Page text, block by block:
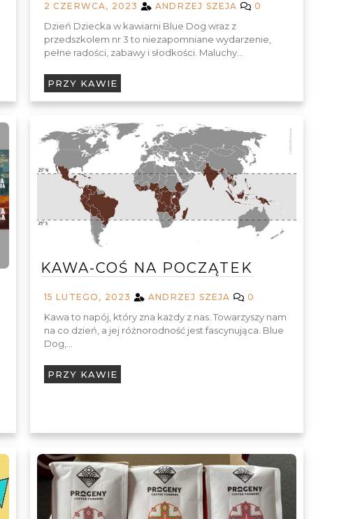
2 CZERWCA, 2023 ANDRZEJ SZEJA 0
Dzień Dziecka w kawiarni Blue Dog wraz z
przedszkolem nr 3 to niezapomniane wydarzenie,
pełne radości, zabawy i słodkości. Maluchy…
PRZY KAWIE
KAWA-COŚ NA POCZĄTEK
15 LUTEGO, 2023 ANDRZEJ SZEJA 0
Kawa to napój, który zna każdy z nas. Towarzyszy nam
na co dzień, a jej różnorodność jest fascynująca. Blue
Dog,…
PRZY KAWIE